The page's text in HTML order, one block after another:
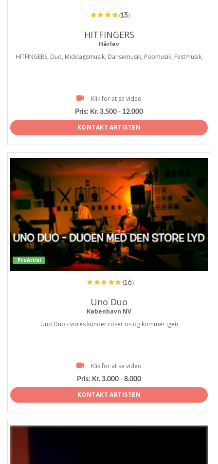
(13)
HITFINGERS
Hårlev
HITFINGERS, Duo, Middagsmusik, Dansemusik, Popmusik, Festmusik,
Klik for at se video
Pris: Kr. 3.500 - 12.000
KONTAKT ARTISTEN
ProArtist
(16)
Uno Duo
København NV
Uno Duo - vores kunder roser os og kommer igen
Klik for at se video
Pris: Kr. 3.000 - 8.000
KONTAKT ARTISTEN